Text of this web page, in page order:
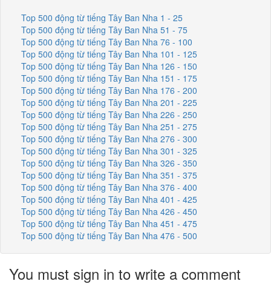
Top 500 động từ tiếng Tây Ban Nha 1 - 25
Top 500 động từ tiếng Tây Ban Nha 51 - 75
Top 500 động từ tiếng Tây Ban Nha 76 - 100
Top 500 động từ tiếng Tây Ban Nha 101 - 125
Top 500 động từ tiếng Tây Ban Nha 126 - 150
Top 500 động từ tiếng Tây Ban Nha 151 - 175
Top 500 động từ tiếng Tây Ban Nha 176 - 200
Top 500 động từ tiếng Tây Ban Nha 201 - 225
Top 500 động từ tiếng Tây Ban Nha 226 - 250
Top 500 động từ tiếng Tây Ban Nha 251 - 275
Top 500 động từ tiếng Tây Ban Nha 276 - 300
Top 500 động từ tiếng Tây Ban Nha 301 - 325
Top 500 động từ tiếng Tây Ban Nha 326 - 350
Top 500 động từ tiếng Tây Ban Nha 351 - 375
Top 500 động từ tiếng Tây Ban Nha 376 - 400
Top 500 động từ tiếng Tây Ban Nha 401 - 425
Top 500 động từ tiếng Tây Ban Nha 426 - 450
Top 500 động từ tiếng Tây Ban Nha 451 - 475
Top 500 động từ tiếng Tây Ban Nha 476 - 500
You must sign in to write a comment